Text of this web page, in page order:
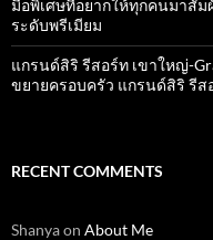
มื้อพิเศษที่อยากให้ทุกคนมาสัม
ระดับพรีเมียม
แกรนด์สิริ​ รีสอร์ท​ เขาใหญ่​-
ขยายครอบครัว แกรนด์สิริ รี
RECENT COMMENTS
Shanyaon About Me